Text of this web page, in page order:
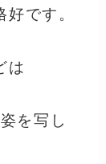
です。
は
を写し